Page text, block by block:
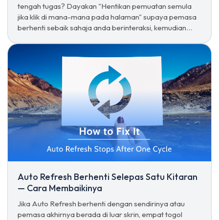
tengah tugas? Dayakan "Hentikan pemuatan semula
jika klik di mana-mana pada halaman" supaya pemasa
berhenti sebaik sahaja anda berinteraksi, kemudian
Auto Refresh Berhenti Selepas Satu Kitaran
— Cara Membaikinya
Jika Auto Refresh berhenti dengan sendirinya atau
pemasa akhirnya berada di luar skrin, empat togol